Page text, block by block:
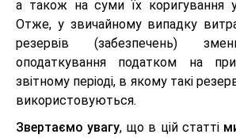
а також на суми їх коригування
Отже, у звичайному випадку
резервів (забезпечень)
оподаткування податком на
звітному періоді, в якому такі
використовуються.
Звертаємо увагу, що в цій статті